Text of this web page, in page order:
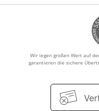
Wir legen großen Wert auf
garantieren die sichere